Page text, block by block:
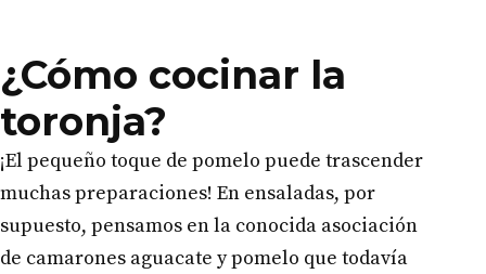
¿Cómo cocinar la
toronja?
¡El pequeño toque de pomelo puede trascender
muchas preparaciones! En ensaladas, por
supuesto, pensamos en la conocida asociación
de camarones aguacate y pomelo que todavía